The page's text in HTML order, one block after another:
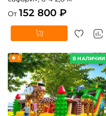
B-16131 Коммерческий
надувной батут «Чудо-
сафари», 6*4*2,8 м
От 152 800 ₽
В НАЛИЧИИ
5